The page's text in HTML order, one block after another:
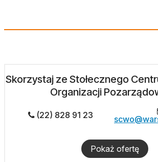
Skorzystaj ze Stołecznego
Organizacji
(22) 828 91 23
Pokaż ofertę